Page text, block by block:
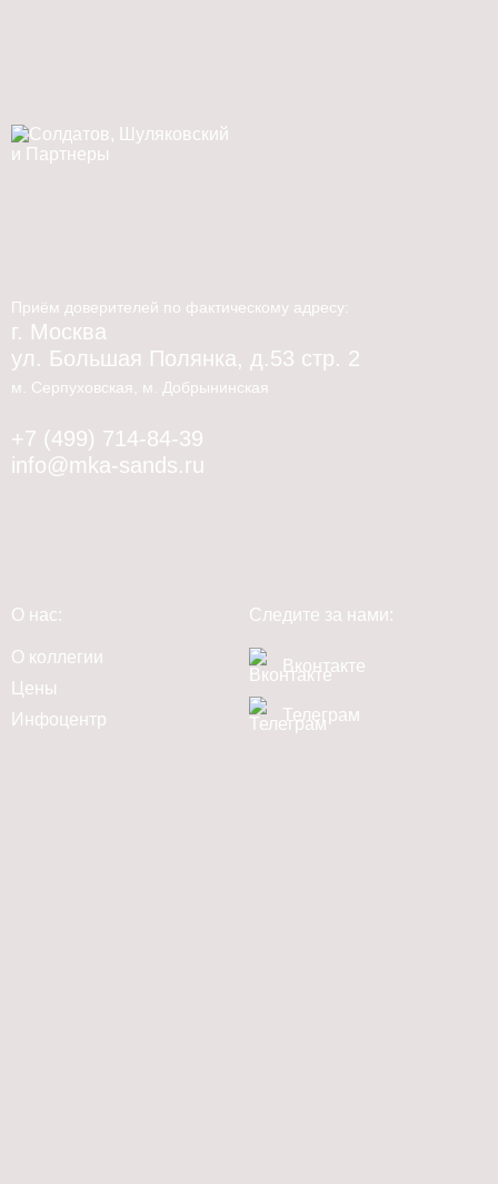
Приём доверителей по фактическому адресу:
г. Москва
ул. Большая Полянка, д.53 стр. 2
м. Серпуховская, м. Добрынинская
+7 (499) 714-84-39
info@mka-sands.ru
О нас:
О коллегии
Цены
Инфоцентр
Следите за нами:
Вконтакте
Телеграм